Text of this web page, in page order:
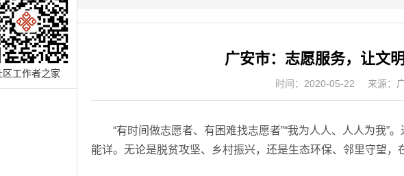
广安市：志愿服务，让文
时间：2020-05-22 来源：
“有时间做志愿者、有困难找志愿者”“我为人人、人人为我”。
能详。无论是脱贫攻坚、乡村振兴，还是生态环保、邻里守望，
区工作者之家